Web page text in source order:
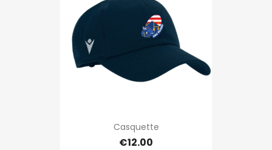
Casquette
€12.00